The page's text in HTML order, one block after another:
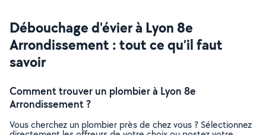
Débouchage d'évier à Lyon 8e
Arrondissement : tout ce qu’il faut
savoir
Comment trouver un plombier à Lyon 8e
Arrondissement ?
Vous cherchez un plombier près de chez vous ? Sélectionnez